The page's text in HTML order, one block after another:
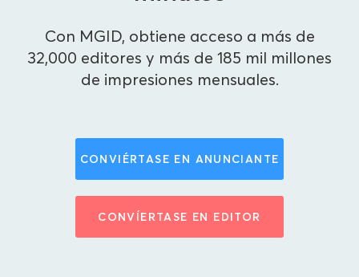
Con MGID, obtiene acceso a más de
32,000 editores y más de 185 mil millones
de impresiones mensuales.
CONVIÉRTASE EN ANUNCIANTE
CONVÍERTASE EN EDITOR